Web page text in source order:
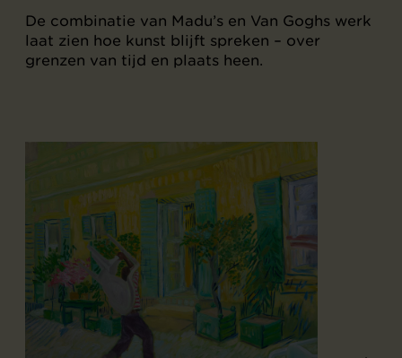
De combinatie van Madu’s en Van Goghs werk
laat zien hoe kunst blijft spreken – over
grenzen van tijd en plaats heen.